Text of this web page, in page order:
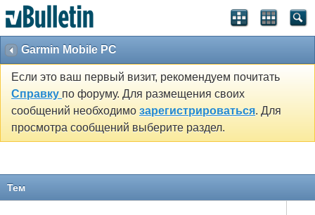
Garmin Mobile PC
Если это ваш первый визит, рекомендуем почитать
Справку по форуму. Для размещения своих
сообщений необходимо зарегистрироваться. Для
просмотра сообщений выберите раздел.
Тем